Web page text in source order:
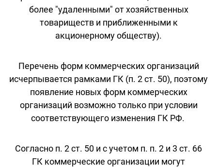
более "удаленными" от хозяйственных
товариществ и приближенными к
акционерному обществу).
Перечень форм коммерческих организаций
исчерпывается рамками ГК (п. 2 ст. 50), поэтому
появление новых форм коммерческих
организаций возможно только при условии
соответствующего изменения ГК РФ.
Согласно п. 2 ст. 50 и с учетом п. п. 2 и 3 ст. 66
ГК коммерческие организации могут